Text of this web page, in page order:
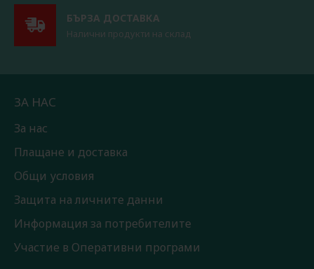
БЪРЗА ДОСТАВКА
Налични продукти на склад
ЗА НАС
За нас
Плащане и доставка
Общи условия
Защита на личните данни
Информация за потребителите
Участие в Оперативни програми